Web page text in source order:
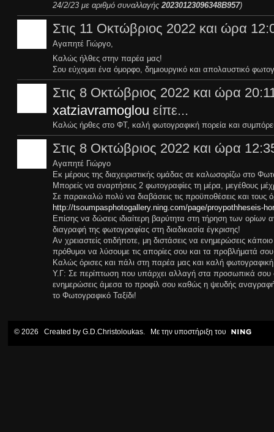
24/2/23 με αριθμό συναλλαγής 20230123096348Β957)
Στις 11 Οκτώβριος 2022 και ώρα
Αγαπητέ Γιώργο,
Καλώς ήλθες στην παρέα μας!
Σου εύχομαι ένα όμορφο, δημιουργικό και απολαυστικό
Στις 8 Οκτώβριος 2022 και ώρα
xatziavramoglou είπε...
Καλώς ήρθες στο ΦΤ, καλή φωτογραφική πορεία και
Στις 8 Οκτώβριος 2022 και ώρα
Αγαπητέ Γιώργο
Εκ μέρους της διαχειριστικής ομάδας σε καλωσορίζω στο
Μπορείς να αναρτήσεις 2 φωτογραφίες τη μέρα, μεγέθους
Σε παρακαλώ πολύ να διαβάσεις τις προϋποθέσεις και τους
http://tsoumpasphotogallery.ning.com/page/proypothheseis-
Επίσης να δώσεις ιδιαίτερη βαρύτητα στη τήρηση των ορίων
διαγραφή της φωτογραφίας στη διαδικασία έγκρισης!
Αν χρειαστείς οτιδήποτε, μη διστάσεις να ενημερώσεις
πρόθυμοι να λύσουμε τις απορίες σου και τα προβλήματά
Καλώς όρισες και πάλι στη παρέα μας και καλή φωτογραφική
Υ.Γ: Σε περίπτωση που υπάρχει αλλαγή στα προσωπικά σου
ενημερώσεις άμεσα το προφίλ σου καθώς η ψευδής αναγραφή
το Φωτογραφικό Ταξίδι!
© 2026 Created by G.D.Christoloukas. Με την υποστήριξη του